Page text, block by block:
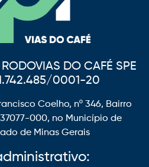
DO CAFÉ SPE
0001-20
Coelho, nº 346, Bairro
000, no Município de
de Minas Gerais